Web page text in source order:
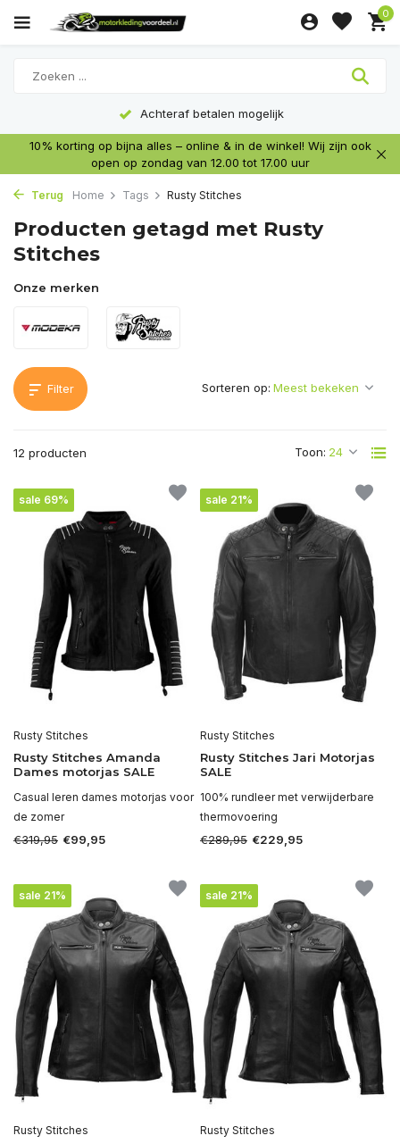
0
Achteraf betalen mogelijk
10% korting op bijna alles – online & in de winkel! Wij zijn ook
open op zondag van 12.00 tot 17.00 uur
Terug Home Tags Rusty Stitches
Producten getagd met Rusty
Stitches
Onze merken
Filter
12 producten Toon:
Sorteren op:
sale 69%
Rusty Stitches
Rusty Stitches Amanda
Dames motorjas SALE
Casual leren dames motorjas voor
de zomer
€319,95 €99,95
sale 21%
Rusty Stitches
Rusty Stitches Jari Motorjas
SALE
100% rundleer met verwijderbare
thermovoering
€289,95 €229,95
sale 21%
Rusty Stitches
sale 21%
Rusty Stitches